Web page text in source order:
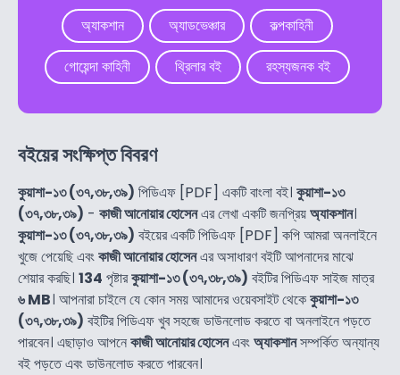
অ্যাকশান অ্যাডভেঞ্চার
কল্পকাহিনী
গোয়েন্দা কাহিনী
থ্রিলার বই রহস্যজনক বই
বইয়ের সংক্ষিপ্ত বিবরণ
কুয়াশা-১৩ (৩৭,৩৮,৩৯) পিডিএফ [PDF] একটি বাংলা বই। কুয়াশা-১৩
(৩৭,৩৮,৩৯) - কাজী আনোয়ার হোসেনএর লেখা একটি জনপ্রিয়অ্যাকশান।
কুয়াশা-১৩ (৩৭,৩৮,৩৯) বইয়ের একটি পিডিএফ [PDF] কপি আমরা অনলাইনে
খুজে পেয়েছি এবংকাজী আনোয়ার হোসেনএর অসাধারণ বইটি আপনাদের মাঝে
শেয়ার করছি। 134 পৃষ্টারকুয়াশা-১৩ (৩৭,৩৮,৩৯) বইটির পিডিএফ সাইজ মাত্র
৬ MB। আপনারা চাইলে যে কোন সময় আমাদের ওয়েবসাইট থেকেকুয়াশা-১৩
(৩৭,৩৮,৩৯) বইটির পিডিএফ খুব সহজে ডাউনলোড করতে বা অনলাইনে পড়তে
পারবেন। এছাড়াও আপনেকাজী আনোয়ার হোসেনএবংঅ্যাকশানসম্পর্কিত অন্যান্য
বই পড়তে এবং ডাউনলোড করতে পারবেন।